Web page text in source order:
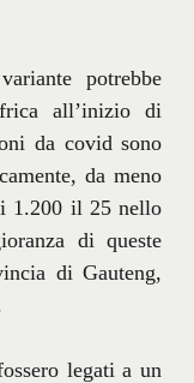
potrebbe
all’inizio di
da covid sono
da meno
1.200 il 25 nello
di queste
di Gauteng,
legati a un